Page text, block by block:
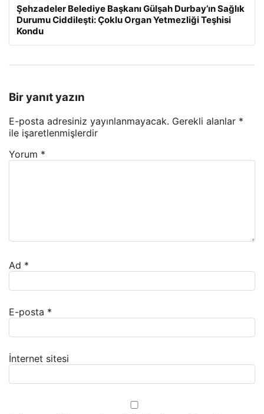
Şehzadeler Belediye Başkanı Gülşah Durbay’ın Sağlık
Durumu Ciddileşti: Çoklu Organ Yetmezliği Teşhisi
Kondu
Bir yanıt yazın
E-posta adresiniz yayınlanmayacak. Gerekli alanlar *
ile işaretlenmişlerdir
Yorum *
Ad *
E-posta *
İnternet sitesi